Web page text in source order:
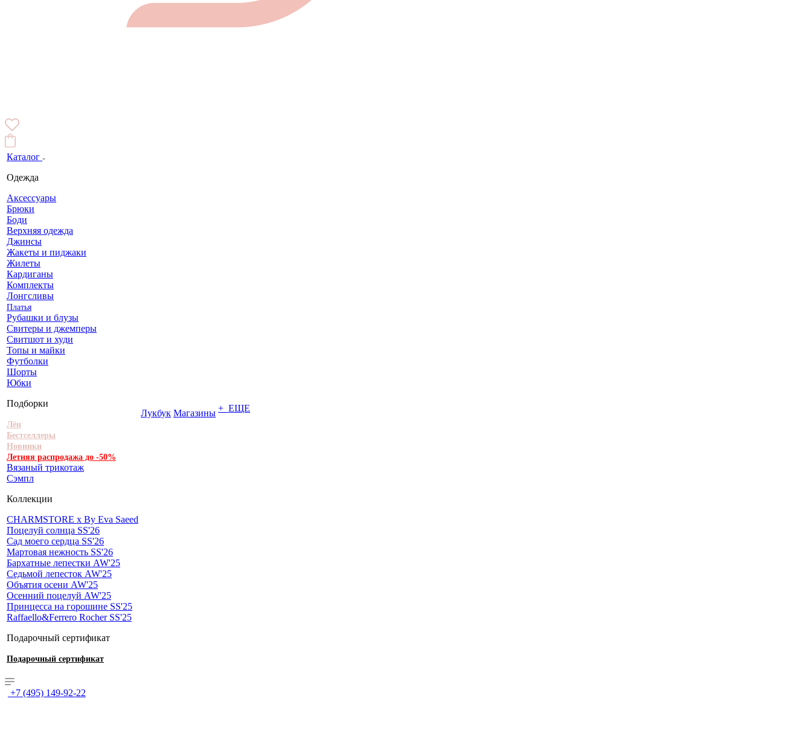
Каталог
Одежда
Аксессуары
Брюки
Боди
Верхняя одежда
Джинсы
Жакеты и пиджаки
Жилеты
Кардиганы
Комплекты
Лонгсливы
Платья
Рубашки и блузы
Свитеры и джемперы
Свитшот и худи
Топы и майки
Футболки
Шорты
Юбки
Подборки
Лён
Бестселлеры
Новинки
Летняя распродажа до -50%
Вязаный трикотаж
Сэмпл
Коллекции
CHARMSTORE х By Eva Saeed
Поцелуй солнца SS'26
Сад моего сердца SS'26
Мартовая нежность SS'26
Бархатные лепестки AW'25
Седьмой лепесток AW'25
Объятия осени AW'25
Осенний поцелуй AW'25
Принцесса на горошине SS'25
Raffaello&Ferrero Rocher SS'25
Подарочный сертификат
Подарочный сертификат
Лукбук Магазины + ЕЩЕ
+7 (495) 149-92-22